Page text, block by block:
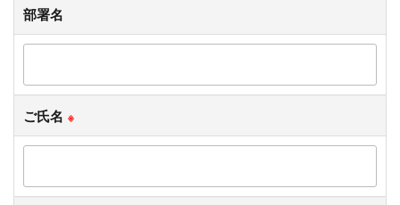
部署名
ご氏名 ※